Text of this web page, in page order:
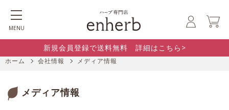
MENU
新規会員登録で送料無料 詳細はこちら>
ホーム 会社情報 メディア情報
メディア情報